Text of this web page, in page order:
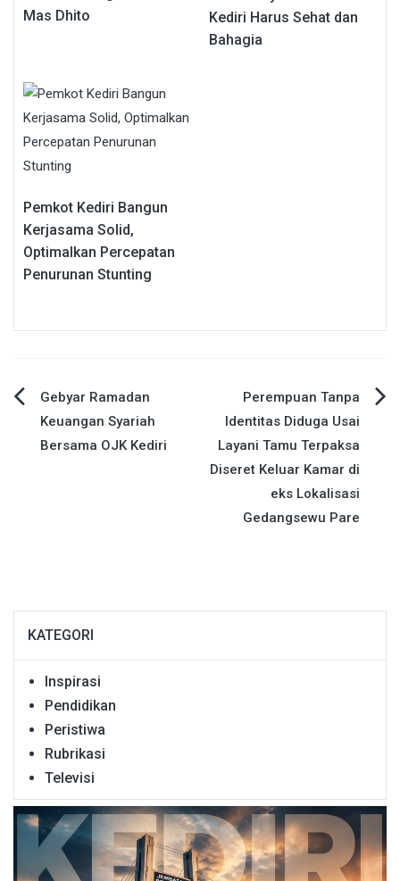
Mas Dhito
Kediri Harus Sehat dan
Bahagia
Pemkot Kediri Bangun
Kerjasama Solid,
Optimalkan Percepatan
Penurunan Stunting
Navigasi
pos
Gebyar Ramadan
Keuangan Syariah
Bersama OJK Kediri
Perempuan Tanpa
Identitas Diduga Usai
Layani Tamu Terpaksa
Diseret Keluar Kamar di
eks Lokalisasi
Gedangsewu Pare
KATEGORI
Inspirasi
Pendidikan
Peristiwa
Rubrikasi
Televisi